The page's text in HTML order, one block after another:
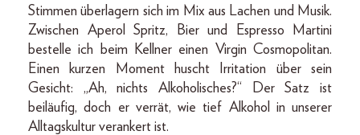
Stimmen überlagern sich im Mix aus Lachen und Musik.
Zwischen Aperol Spritz, Bier und Espresso Martini
bestelle ich beim Kellner einen Virgin Cosmopolitan.
Einen kurzen Moment huscht Irritation über sein
Gesicht: „Ah, nichts Alkoholisches?“ Der Satz ist
beiläufig, doch er verrät, wie tief Alkohol in unserer
Alltagskultur verankert ist.